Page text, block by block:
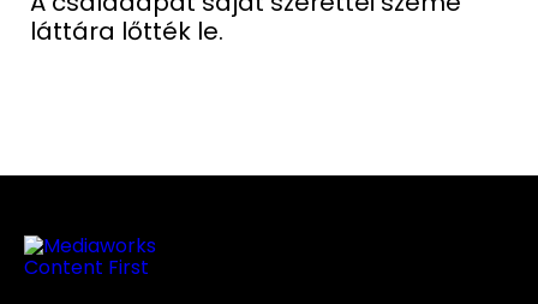
láttára lőtték le.